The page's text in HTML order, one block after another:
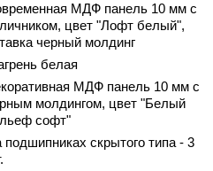
МДФ панель 10 мм с
цвет "Лофт белый",
черный молдинг
белая
МДФ панель 10 мм с
молдингом, цвет "Белый
софт"
подшипниках скрытого типа - 3